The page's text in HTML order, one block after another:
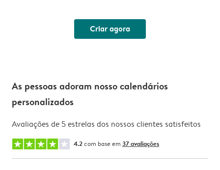
Criar agora
As pessoas adoram nosso calendários
personalizados
Avaliações de 5 estrelas dos nossos clientes satisfeitos
4.2com base em 37 avaliações